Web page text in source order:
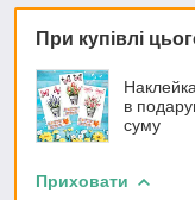
При купівлі
в
суму
Приховати